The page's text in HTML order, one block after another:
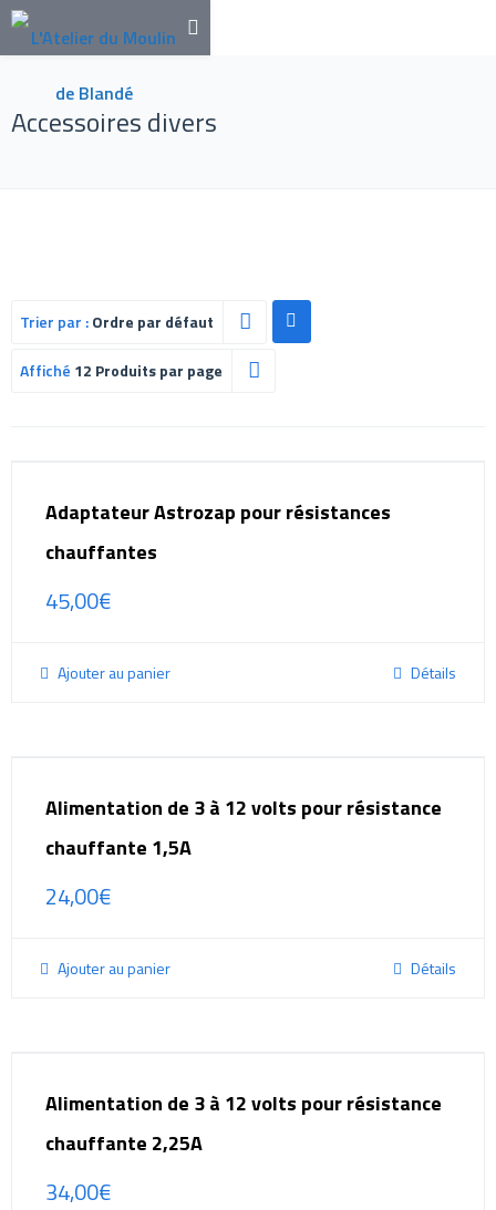
Accessoires divers
Trier par :Ordre par défaut
Affiché 12 Produits par page
Adaptateur Astrozap pour résistances
chauffantes
45,00€
Ajouter au panier Détails
Alimentation de 3 à 12 volts pour résistance
chauffante 1,5A
24,00€
Ajouter au panier Détails
Alimentation de 3 à 12 volts pour résistance
chauffante 2,25A
34,00€